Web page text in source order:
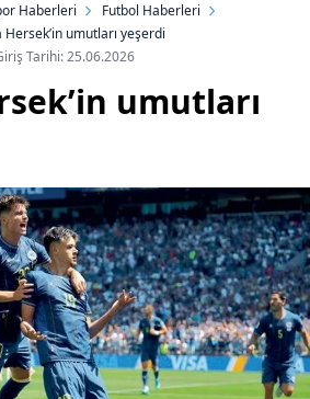
Haberleri
Futbol Haberleri
Hersek’in umutları yeşerdi
Tarihi: 25.06.2026
umutları